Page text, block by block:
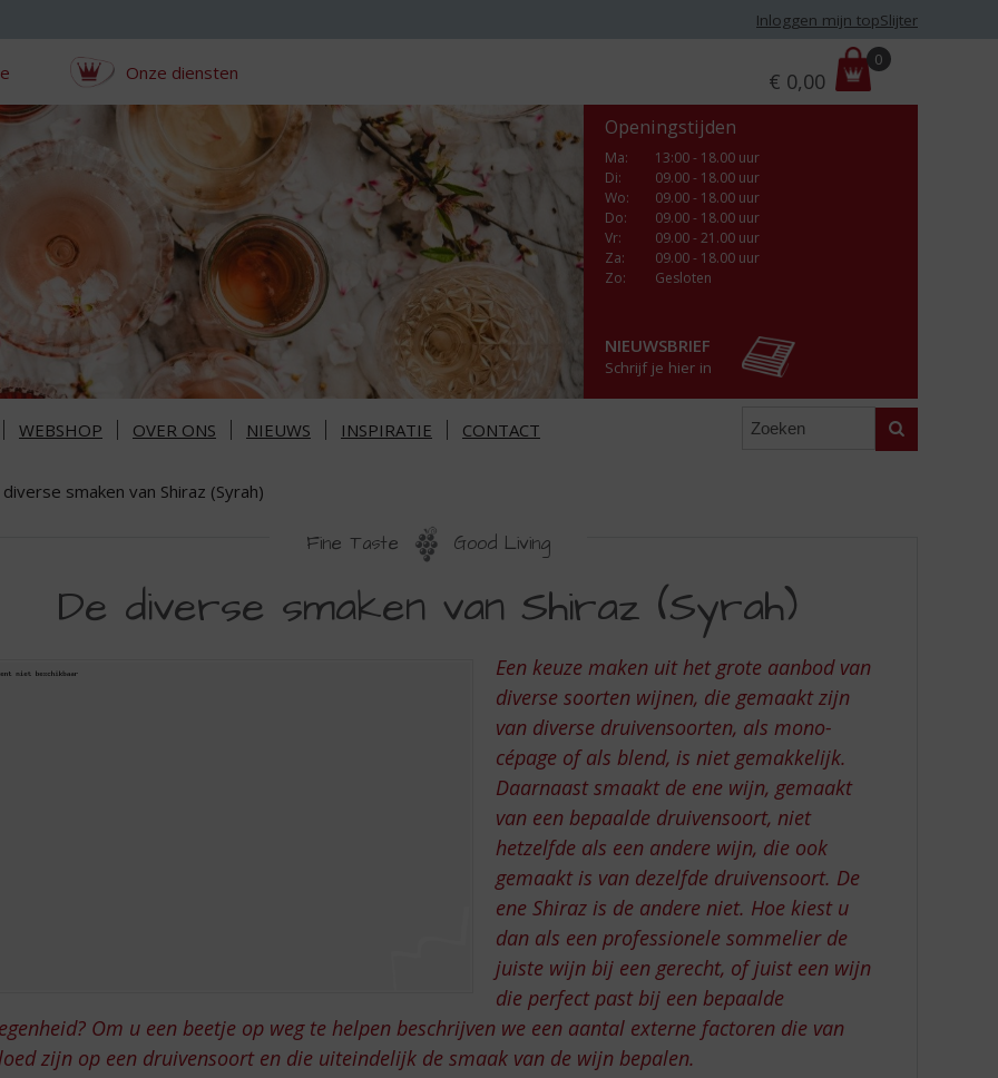
Inloggen mijn topSlijter
Onze diensten
r
i
€ 0,00
0
Openingstijden
Ma:
13:00 - 18.00 uur
Di:
09.00 - 18.00 uur
Wo:
09.00 - 18.00 uur
Do:
09.00 - 18.00 uur
Vr:
09.00 - 21.00 uur
Za:
09.00 - 18.00 uur
Zo:
Gesloten
NIEUWSBRIEF
Schrijf je hier in
WEBSHOP OVER ONS NIEUWS INSPIRATIE CONTACT Zoeken
diverse smaken van Shiraz (Syrah)
Fine Taste Good Living
De diverse smaken van Shiraz (Syrah)
Een keuze maken uit het grote aanbod van
diverse soorten wijnen, die gemaakt zijn
van diverse druivensoorten, als mono-
cépage of als blend, is niet gemakkelijk.
Daarnaast smaakt de ene wijn, gemaakt
van een bepaalde druivensoort, niet
hetzelfde als een andere wijn, die ook
gemaakt is van dezelfde druivensoort. De
ene Shiraz is de andere niet. Hoe kiest u
dan als een professionele sommelier de
juiste wijn bij een gerecht, of juist een wijn
die perfect past bij een bepaalde
Om u een beetje op weg te helpen beschrijven we een aantal externe factoren die van
zijn op een druivensoort en die uiteindelijk de smaak van de wijn bepalen.